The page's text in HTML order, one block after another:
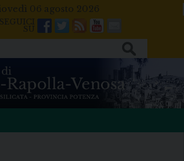
06 agosto 2026
Facebook
Twitter
FeedsYoutube
Mail